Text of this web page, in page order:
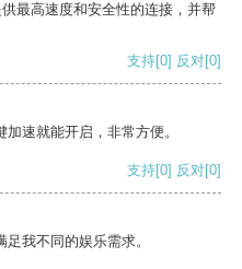
最高速度和安全性的连接，并帮
支持[0] 反对[0]
速就能开启，非常方便。
支持[0] 反对[0]
我不同的娱乐需求。